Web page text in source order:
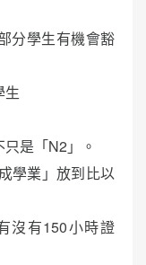
分學生有機會豁
生
是「N2」。
學業」放到比以
沒有150小時證